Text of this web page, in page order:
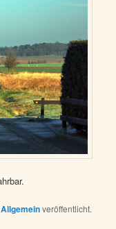
Allgemeinveröffentlicht.